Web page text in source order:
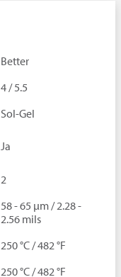
Better
4 / 5.5
Sol-Gel
Ja
2
58 - 65 µm / 2.28 -
2.56 mils
250 °C / 482 °F
250 °C / 482 °F